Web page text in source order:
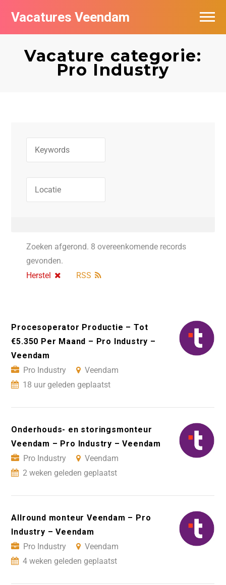
Vacatures Veendam
Vacature categorie:
Pro Industry
Zoeken afgerond. 8 overeenkomende records
gevonden.
Herstel
RSS
Procesoperator Productie – Tot
€5.350 Per Maand – Pro Industry –
Veendam
Pro Industry
Veendam
18 uur geleden geplaatst
Onderhouds- en storingsmonteur
Veendam – Pro Industry – Veendam
Pro Industry
Veendam
2 weken geleden geplaatst
Allround monteur Veendam – Pro
Industry – Veendam
Pro Industry
Veendam
4 weken geleden geplaatst
Vacatures per bedrijf